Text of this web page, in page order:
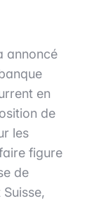
annoncé
en
de
les
figure
de